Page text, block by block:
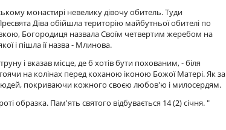
монастирі невелику дівочу обитель. Туди
Діва обійшла територію майбутньої обителі по
Богородиця назвала Своїм четвертим жеребом на
і пішла її назва - Млинова.
і вказав місце, де б хотів бути похованим, - біля
на колінах перед коханою іконою Божої Матері. Як за
людей, покриваючи кожного своєю любов'ю і милосердям.
образка. Пам'ять святого відбувається 14 (2) січня. "